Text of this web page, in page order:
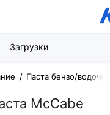
Паста бензо/
McCabe
Загрузки